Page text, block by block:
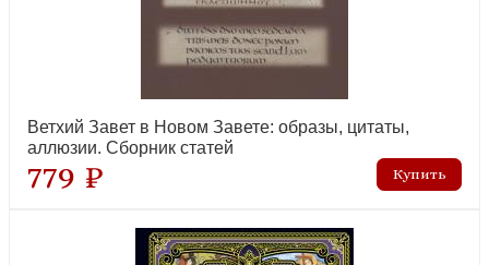
Ветхий Завет в Новом Завете: образы, цитаты,
аллюзии. Сборник статей
779 ₽